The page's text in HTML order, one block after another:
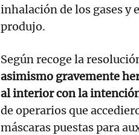
inhalación de los gases y
produjo.
Según recoge la
asimismo gravemente
al interior con la
de operarios que
máscaras puestas para